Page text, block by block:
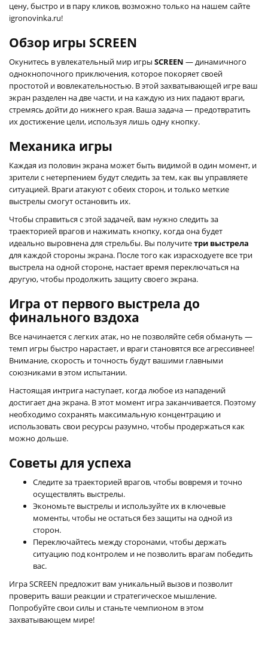
цену, быстро и в пару кликов, возможно только на нашем сайте
igronovinka.ru!
Обзор игры SCREEN
Окунитесь в увлекательный мир игры SCREEN — динамичного
однокнопочного приключения, которое покоряет своей
простотой и вовлекательностью. В этой захватывающей игре ваш
экран разделен на две части, и на каждую из них падают враги,
стремясь дойти до нижнего края. Ваша задача — предотвратить
их достижение цели, используя лишь одну кнопку.
Механика игры
Каждая из половин экрана может быть видимой в один момент, и
зрители с нетерпением будут следить за тем, как вы управляете
ситуацией. Враги атакуют с обеих сторон, и только меткие
выстрелы смогут остановить их.
Чтобы справиться с этой задачей, вам нужно следить за
траекторией врагов и нажимать кнопку, когда она будет
идеально выровнена для стрельбы. Вы получитетри выстрела
для каждой стороны экрана. После того как израсходуете все три
выстрела на одной стороне, настает время переключаться на
другую, чтобы продолжить защиту своего экрана.
Игра от первого выстрела до
финального вздоха
Все начинается с легких атак, но не позволяйте себя обмануть —
темп игры быстро нарастает, и враги становятся все агрессивнее!
Внимание, скорость и точность будут вашими главными
союзниками в этом испытании.
Настоящая интрига наступает, когда любое из нападений
достигает дна экрана. В этот момент игра заканчивается. Поэтому
необходимо сохранять максимальную концентрацию и
использовать свои ресурсы разумно, чтобы продержаться как
можно дольше.
Советы для успеха
Следите за траекторией врагов, чтобы вовремя и точно
осуществлять выстрелы.
Экономьте выстрелы и используйте их в ключевые
моменты, чтобы не остаться без защиты на одной из
сторон.
Переключайтесь между сторонами, чтобы держать
ситуацию под контролем и не позволить врагам победить
вас.
Игра SCREEN предложит вам уникальный вызов и позволит
проверить ваши реакции и стратегическое мышление.
Попробуйте свои силы и станьте чемпионом в этом
захватывающем мире!